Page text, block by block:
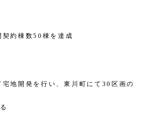
契約棟数50棟を達成
宅地開発を行い、東川町にて30区画の